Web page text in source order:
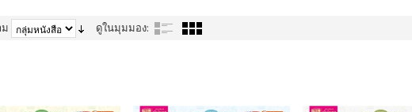
ม ดูในมุมมอง: